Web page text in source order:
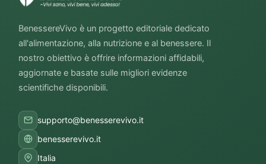
BenessereVivo è un progetto editoriale dedicato
all'alimentazione, alla nutrizione e al benessere. Il
nostro obiettivo è offrire informazioni affidabili,
aggiornate e basate sulle migliori evidenze
scientifiche disponibili.
supporto@benesserevivo.it
benesserevivo.it
Italia